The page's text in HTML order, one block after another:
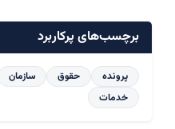
برچسب‌های پرکاربرد
پرونده حقوق سازمان
خدمات